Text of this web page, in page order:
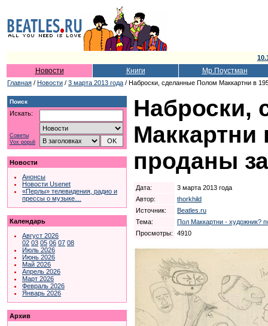
Новости Книги Мр.Поустман
Главная / Новости / 3 марта 2013 года / Наброски, сделанные Полом Маккартни в
Поиск
Искать:
Советы
Vox populi
Новости
Анонсы
Новости Usenet
«Перлы» телевидения, радио и
прессы о музыке…
Календарь
Август 2026
02 03 05 06 07 08
Июль 2026
Июнь 2026
Май 2026
Апрель 2026
Март 2026
Февраль 2026
Январь 2026
Архив
Наброски,
Маккартни
проданы
Дата:
3 марта 2013 года
Автор:
thorkhild
Источник:
Beatles.ru
Тема:
Пол Маккартни - художник?
Просмотры:
4910